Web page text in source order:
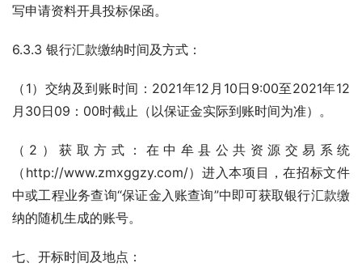
写申请资料开具投标保函。
6.3.3 银行汇款缴纳时间及方式：
（1）交纳及到账时间：2021年12月10日9:00至2021年12
月30日09：00时截止（以保证金实际到账时间为准）。
（2）获取方式：在中牟县公共资源交易系统
（http://www.zmxggzy.com/）进入本项目，在招标文件
中或工程业务查询“保证金入账查询”中即可获取银行汇款缴
纳的随机生成的账号。
七、开标时间及地点：